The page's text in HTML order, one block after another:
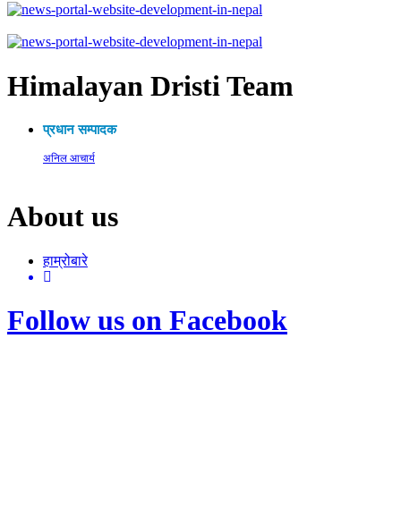
Himalayan Dristi Team
प्रधान सम्पादक
अनिल आचार्य
About us
हाम्रोबारे
Follow us on Facebook